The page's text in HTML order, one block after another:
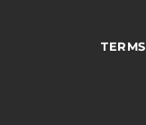
TERMS